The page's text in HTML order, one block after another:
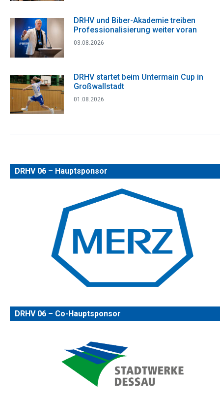
DRHV und Biber-Akademie treiben
Professionalisierung weiter voran
03.08.2026
DRHV startet beim Untermain Cup in
Großwallstadt
01.08.2026
DRHV 06 – Hauptsponsor
DRHV 06 – Co-Hauptsponsor